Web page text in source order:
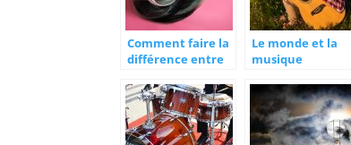
Comment faire la
différence entre
populaire et
musique élitiste ?
Le monde et la
musique